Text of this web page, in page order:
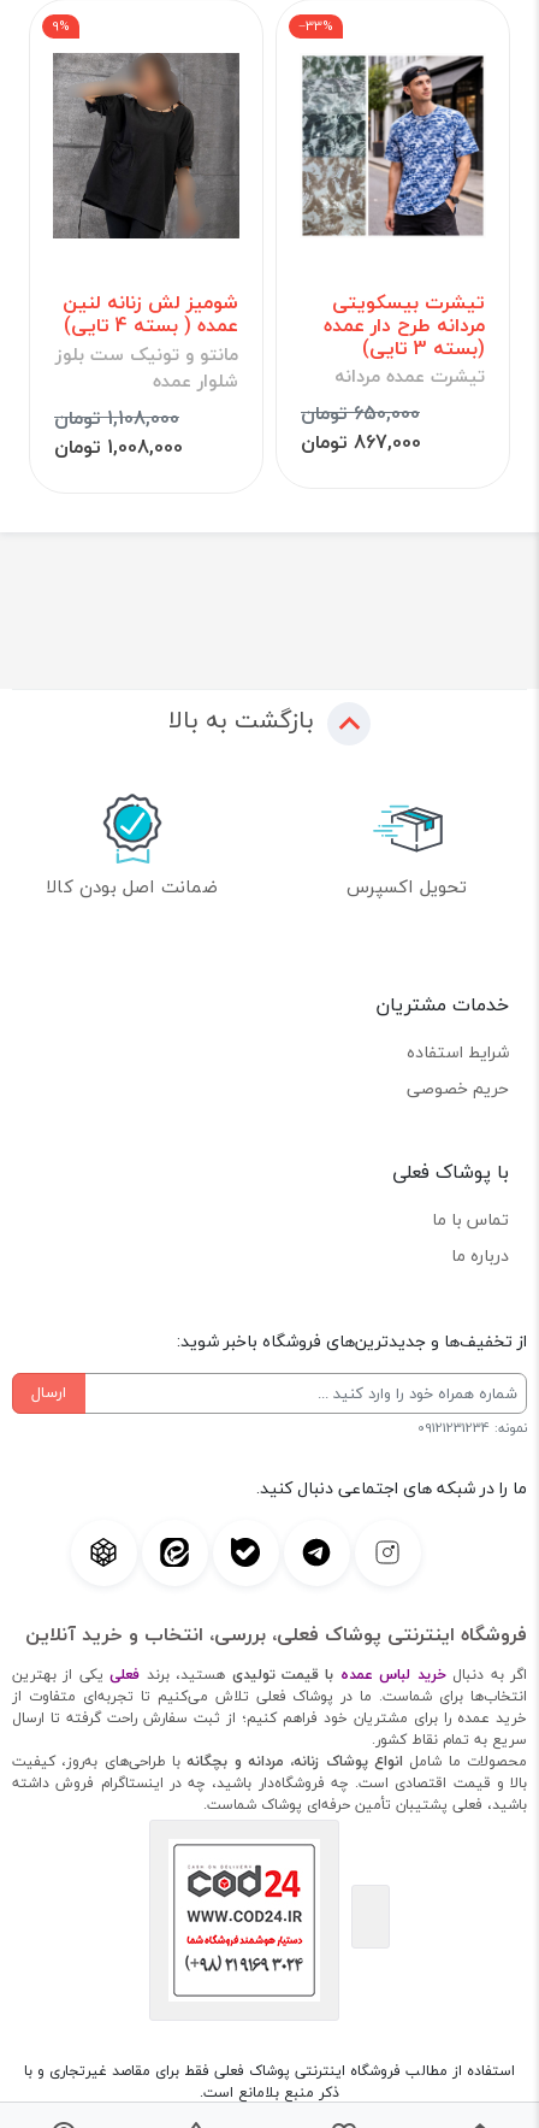
تیشرت بیسکویتی
مردانه طرح دار عمده
(بسته 3 تایی)
تیشرت عمده مردانه
650,000 تومان
‎−33%
867,000 تومان
شومیز لش زنانه لنین
عمده ( بسته 4 تایی)
مانتو و تونیک ست بلوز
شلوار عمده
1,108,000 تومان
9%
1,008,000 تومان
بازگشت به بالا
تحویل اکسپرس ضمانت اصل بودن کالا
خدمات مشتریان
شرایط استفاده
حریم خصوصی
با پوشاک فعلی
تماس با ما
درباره ما
از تخفیف‌ها و جدیدترین‌های فروشگاه باخبر شوید:
ارسال
نمونه: 09121231234
ما را در شبکه های اجتماعی دنبال کنید.
فروشگاه اینترنتی پوشاک فعلی، بررسی، انتخاب و خرید آنلاین
اگر به دنبالخرید لباس عمده با قیمت تولیدی هستید، برند فعلی یکی از بهترین
انتخاب‌ها برای شماست. ما در پوشاک فعلی تلاش می‌کنیم تا تجربه‌ای متفاوت از
خرید عمده را برای مشتریان خود فراهم کنیم؛ از ثبت سفارش راحت گرفته تا ارسال
سریع به تمام نقاط کشور.
محصولات ما شامل انواع پوشاک زنانه، مردانه و بچگانهبا طراحی‌های به‌روز، کیفیت
بالا و قیمت اقتصادی است. چه فروشگاه‌دار باشید، چه در اینستاگرام فروش داشته
باشید، فعلی پشتیبان تأمین حرفه‌ای پوشاک شماست.
استفاده از مطالب فروشگاه اینترنتی پوشاک فعلی فقط برای مقاصد غیرتجاری و با
ذکر منبع بلامانع است.